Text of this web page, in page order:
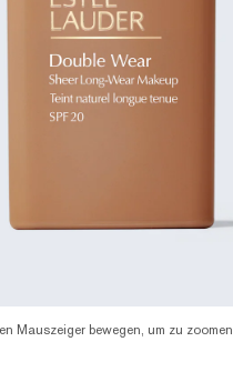
Mauszeiger bewegen, um zu zoomen